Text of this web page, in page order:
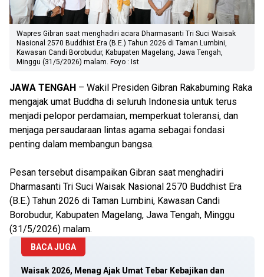
Wapres Gibran saat menghadiri acara Dharmasanti Tri Suci Waisak
Nasional 2570 Buddhist Era (B.E.) Tahun 2026 di Taman Lumbini,
Kawasan Candi Borobudur, Kabupaten Magelang, Jawa Tengah,
Minggu (31/5/2026) malam. Foyo : Ist
JAWA TENGAH – Wakil Presiden Gibran Rakabuming Raka
mengajak umat Buddha di seluruh Indonesia untuk terus
menjadi pelopor perdamaian, memperkuat toleransi, dan
menjaga persaudaraan lintas agama sebagai fondasi
penting dalam membangun bangsa.
Pesan tersebut disampaikan Gibran saat menghadiri
Dharmasanti Tri Suci Waisak Nasional 2570 Buddhist Era
(B.E.) Tahun 2026 di Taman Lumbini, Kawasan Candi
Borobudur, Kabupaten Magelang, Jawa Tengah, Minggu
(31/5/2026) malam.
BACA JUGA
Waisak 2026, Menag Ajak Umat Tebar Kebajikan dan